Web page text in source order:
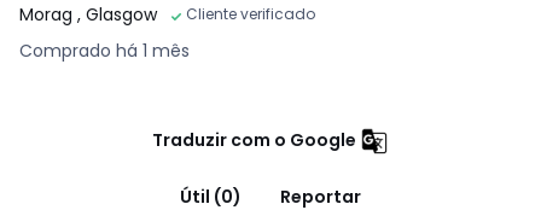
Morag , Glasgow Cliente verificado
Comprado há 1 mês
Traduzir com o Google
Útil (0) Reportar